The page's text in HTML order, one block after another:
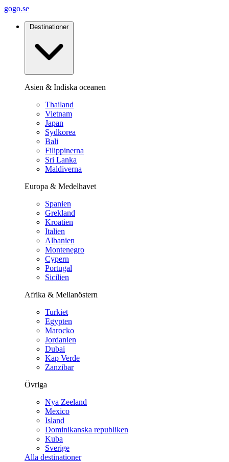
gogo.se
Destinationer
Asien & Indiska oceanen
Thailand
Vietnam
Japan
Sydkorea
Bali
Filippinerna
Sri Lanka
Maldiverna
Europa & Medelhavet
Spanien
Grekland
Kroatien
Italien
Albanien
Montenegro
Cypern
Portugal
Sicilien
Afrika & Mellanöstern
Turkiet
Egypten
Marocko
Jordanien
Dubai
Kap Verde
Zanzibar
Övriga
Nya Zeeland
Mexico
Island
Dominikanska republiken
Kuba
Sverige
Alla destinationer